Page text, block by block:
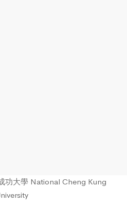
功大學 National Cheng Kung